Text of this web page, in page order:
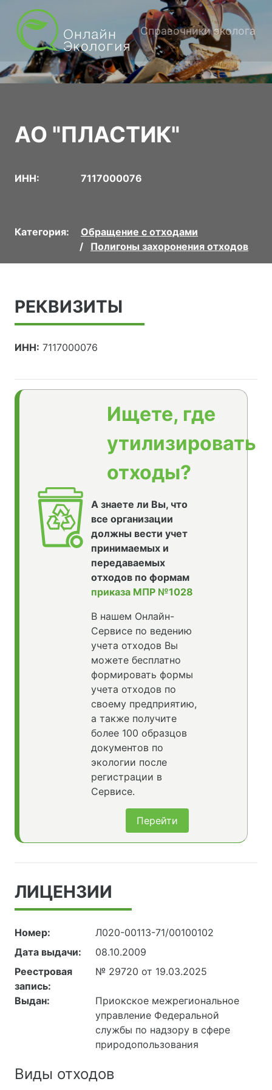
Справочники эколога
АО "ПЛАСТИК"
ИНН: 7117000076
Категория:
Обращение с отходами
Полигоны захоронения отходов
РЕКВИЗИТЫ
ИНН: 7117000076
Ищете, где
утилизировать
отходы?
А знаете ли Вы, что
все организации
должны вести учет
принимаемых и
передаваемых
отходов по формам
приказа МПР №1028
В нашем Онлайн-
Сервисе по ведению
учета отходов Вы
можете бесплатно
формировать формы
учета отходов по
своему предприятию,
а также получите
более 100 образцов
документов по
экологии после
регистрации в
Сервисе.
Перейти
ЛИЦЕНЗИИ
Номер:
Л020-00113-71/00100102
Дата выдачи:
08.10.2009
Реестровая
запись:
№ 29720 от 19.03.2025
Выдан:
Приокское межрегиональное
управление Федеральной
службы по надзору в сфере
природопользования
Виды отходов